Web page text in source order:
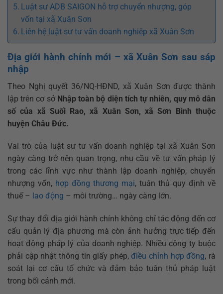
Luật sư ADB SAIGON hỗ trợ chuyển nhượng, góp
vốn tại xã Xuân Sơn
Liên hệ luật sư tư vấn doanh nghiệp xã Xuân Sơn
Địa giới hành chính mới – xã Xuân Sơn sau sáp
nhập
Theo Nghị quyết 36/NQ-HĐND, xã Xuân Sơn được thành
lập trên cơ sở Nhập toàn bộ diện tích tự nhiên, quy mô dân
số của xã Suối Rao, xã Xuân Sơn, xã Sơn Bình thuộc
huyện Châu Đức.
Vai trò của luật sư tư vấn doanh nghiệp tại xã Xuân Sơn
ngày càng trở nên quan trọng, nhu cầu về tư vấn pháp lý
trong các lĩnh vực như thành lập doanh nghiệp, chuyển
nhượng vốn, hợp đồng thương mại, tuân thủ quy định về
thuế – lao động – môi trường… ngày càng lớn.
Sự thay đổi địa giới hành chính không chỉ tác động đến cơ
cấu quản lý địa phương mà còn ảnh hưởng trực tiếp đến
hoạt động pháp lý của doanh nghiệp. Nhiều công ty buộc
phải cập nhật thông tin giấy phép, điều chỉnh hợp đồng, rà
soát lại cơ cấu tổ chức và đảm bảo tuân thủ pháp luật
trong bối cảnh mới.